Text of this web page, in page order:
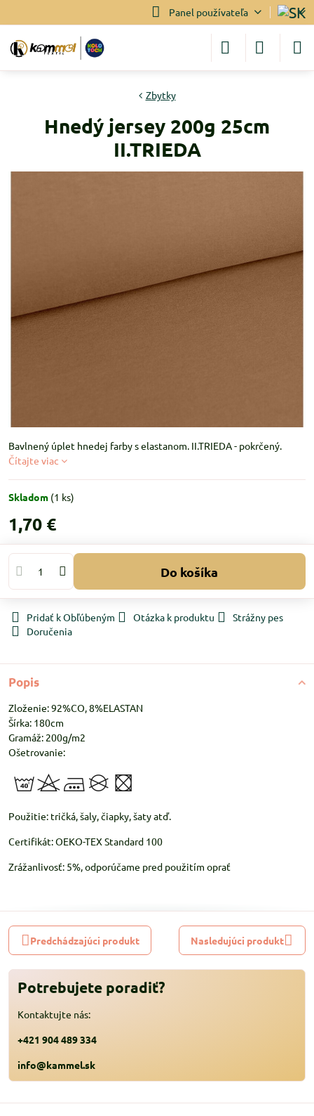
Panel používateľa
Zbytky
Hnedý jersey 200g 25cm
II.TRIEDA
Bavlnený úplet hnedej farby s elastanom. II.TRIEDA - pokrčený.
Čítajte viac
Skladom (1 ks)
1,70 €
Do košíka
Pridať k Obľúbeným Otázka k produktu
Strážny pes
Doručenia
Popis
Zloženie: 92%CO, 8%ELASTAN
Šírka: 180cm
Gramáž: 200g/m2
Ošetrovanie:
Použitie: tričká, šaly, čiapky, šaty atď.
Certifikát: OEKO-TEX Standard 100
Zrážanlivosť: 5%, odporúčame pred použitím oprať
Predchádzajúci produkt Nasledujúci produkt
Potrebujete poradiť?
Kontaktujte nás:
+421 904 489 334
info@kammel.sk